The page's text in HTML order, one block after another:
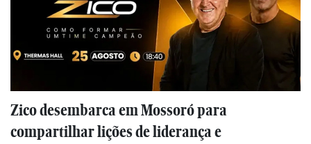
Zico desembarca em Mossoró para
compartilhar lições de liderança e